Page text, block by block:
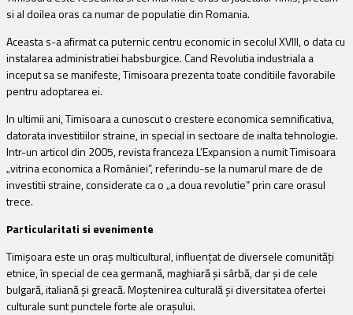
si al doilea oras ca numar de populatie din Romania.
Aceasta s-a afirmat ca puternic centru economic in secolul XVIII, o data cu
instalarea administratiei habsburgice. Cand Revolutia industriala a
inceput sa se manifeste, Timisoara prezenta toate conditiile favorabile
pentru adoptarea ei.
In ultimii ani, Timisoara a cunoscut o crestere economica semnificativa,
datorata investitiilor straine, in special in sectoare de inalta tehnologie.
Intr-un articol din 2005, revista franceza L’Expansion a numit Timisoara
„vitrina economica a României”, referindu-se la numarul mare de de
investitii straine, considerate ca o „a doua revolutie” prin care orasul
trece.
Particularitati si evenimente
Timișoara este un oraș multicultural, influențat de diversele comunități
etnice, în special de cea germană, maghiară și sârbă, dar și de cele
bulgară, italiană și greacă. Moștenirea culturală și diversitatea ofertei
culturale sunt punctele forte ale orașului.